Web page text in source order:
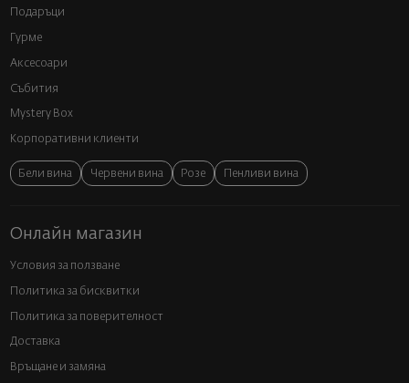
Подаръци
Гурме
Аксесоари
Събития
Mystery Box
Корпоративни клиенти
Бели вина Червени вина Розе Пенливи вина
Онлайн магазин
Условия за ползване
Политика за бисквитки
Политика за поверителност
Доставка
Връщане и замяна